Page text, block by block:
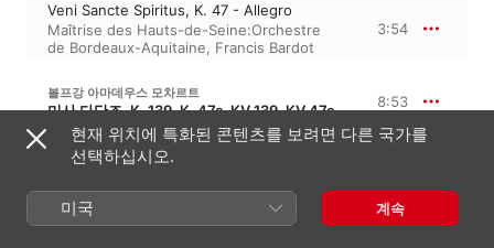
Veni Sancte Spiritus, K. 47 - Allegro
Maîtrise des Hauts-de-Seine:Orchestre
de Bordeaux-Aquitaine, Francis Bardot
3:54
볼프강 아마데우스 모차르트
미사 다단조, K. 139, K. 47a, KV 139, KV 47a · ‘고아원 미사’ 8:53
Mass In C Minor, K. 139 - Kyrie
Maîtrise des Hauts-de-Seine:Orchestre
Bardot
Mass In C Minor, K. 139 - Kyrie
현재 위치에 특화된 콘텐츠를 보려면 다른 국가를
선택하십시오.
미국 계속